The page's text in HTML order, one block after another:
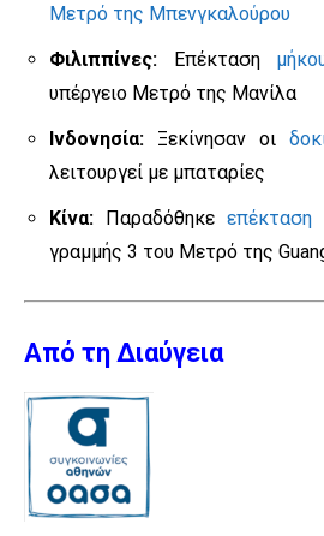
Μετρό της Μπενγκαλούρου
Φιλιππίνες: Επέκταση
υπέργειο Μετρό της Μανίλα
Ινδονησία: Ξεκίνησαν οι
λειτουργεί με μπαταρίες
Κίνα: Παραδόθηκε επέκταση
γραμμής 3 του Μετρό της
Από τη Διαύγεια